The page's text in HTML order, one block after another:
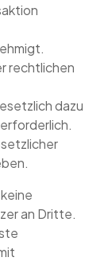
rechtlichen
dazu
an Dritte.